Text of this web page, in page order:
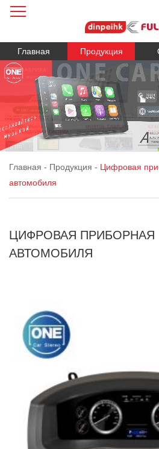
Главная Продукция
Главная - Продукция - Цифровая
автомобиля
ЦИФРОВАЯ ПРИБОРНАЯ
АВТОМОБИЛЯ